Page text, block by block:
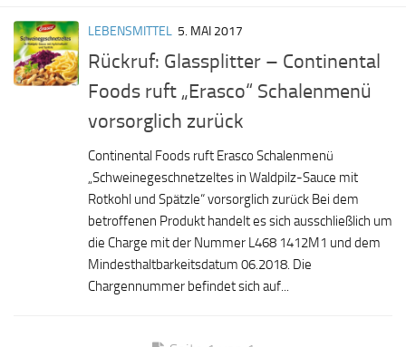
LEBENSMITTEL 5. MAI 2017
Rückruf: Glassplitter – Continental
Foods ruft „Erasco“ Schalenmenü
vorsorglich zurück
Continental Foods ruft Erasco Schalenmenü
„Schweinegeschnetzeltes in Waldpilz-Sauce mit
Rotkohl und Spätzle“ vorsorglich zurück Bei dem
betroffenen Produkt handelt es sich ausschließlich um
die Charge mit der Nummer L468 1412M1 und dem
Mindesthaltbarkeitsdatum 06.2018. Die
Chargennummer befindet sich auf...